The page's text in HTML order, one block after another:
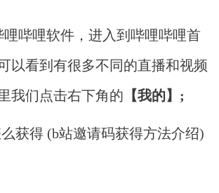
哩哔哩软件，进入到哔哩哔哩首
以看到有很多不同的直播和视频
我们点击右下角的 【我的】;